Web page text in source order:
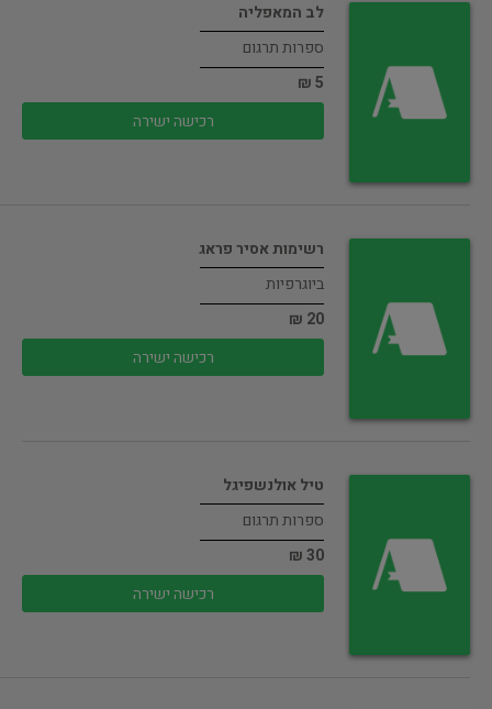
לב המאפליה
ספרות תרגום
5 ₪
רכישה ישירה
רשימות אסיר פראג
ביוגרפיות
20 ₪
רכישה ישירה
טיל אולנשפיגל
ספרות תרגום
30 ₪
רכישה ישירה